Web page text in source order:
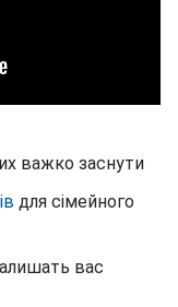
важко заснути
для сімейного
вас